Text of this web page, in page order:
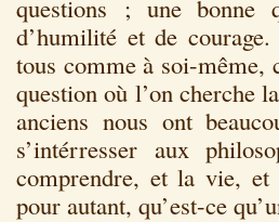
questions ; une bonne
d’humilité et de
tous comme à soi-même,
question où l’on cherche
anciens nous ont
s’intérresser aux
comprendre, et la vie,
pour autant, qu’est-ce